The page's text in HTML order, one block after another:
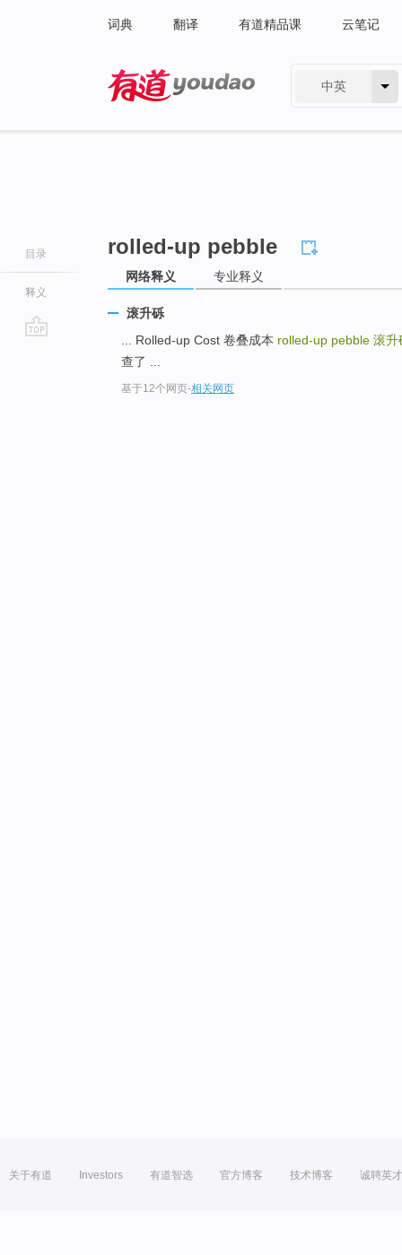
词典 翻译 有道精品课 云笔记
中英
目录
释义
rolled-up pebble
网络释义 专业释义
滚升砾
... Rolled-up Cost 卷叠成本 rolled-up pebble 滚升
查了 ...
基于12个网页-相关网页
关于有道 Investors 有道智选 官方博客 技术博客 诚聘英才